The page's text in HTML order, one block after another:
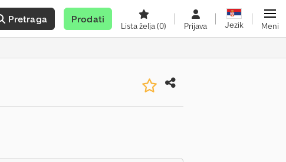
Pretraga Prodati
Lista želja(0) Prijava Jezik Meni